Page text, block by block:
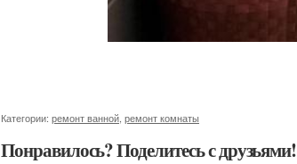
Категории: ремонт ванной ремонт комнаты
Понравилось? Поделитесь с друзьями!